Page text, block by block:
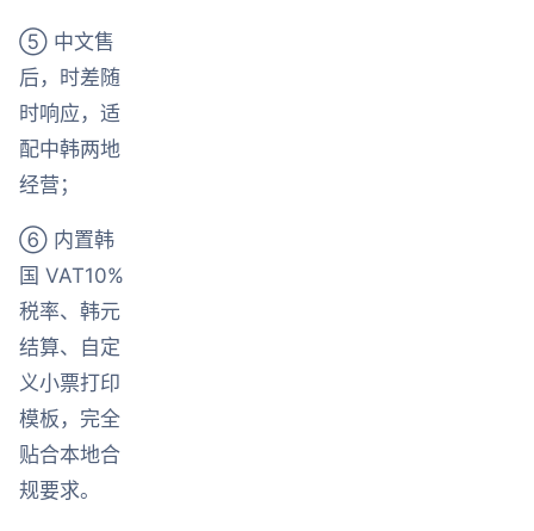
⑤ 中文售
后，时差随
时响应，适
配中韩两地
经营；
⑥ 内置韩
国 VAT10%
税率、韩元
结算、自定
义小票打印
模板，完全
贴合本地合
规要求。